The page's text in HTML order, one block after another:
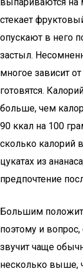
стекает
опускают в него
застыл.
многое зависит
готовятся.
больше, чем
90 ккал на 100
сколько калорий
цукатах из
предпочтение
Большим
поэтому и
звучит чаще
несколько выше,